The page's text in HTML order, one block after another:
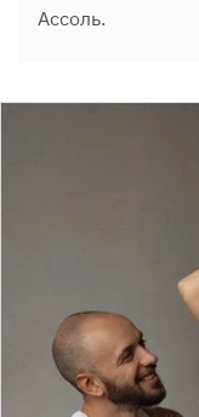
Ассоль.